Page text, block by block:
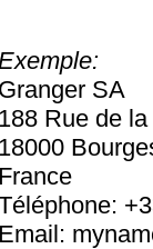
Granger SA
188 Rue de
18000
France
Email: